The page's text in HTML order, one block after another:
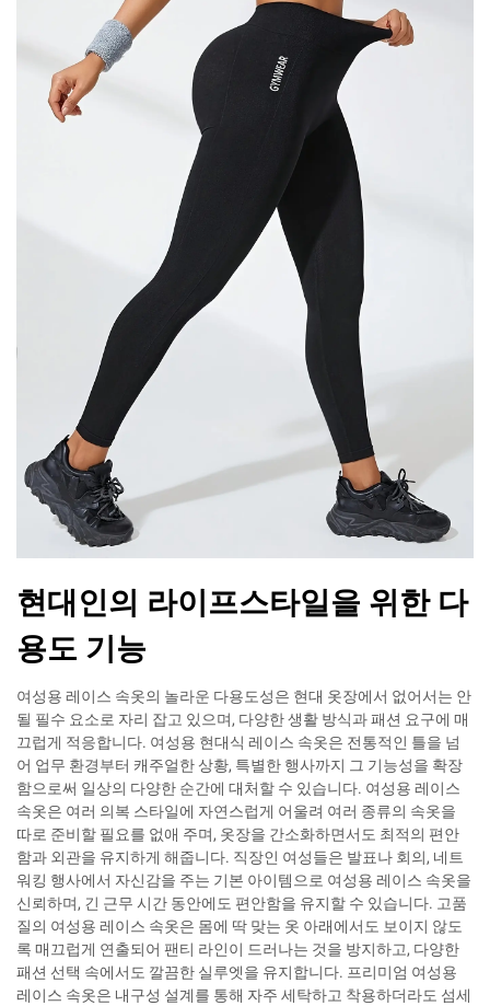
현대인의 라이프스타일을 위한 다
용도 기능
여성용 레이스 속옷의 놀라운 다용도성은 현대 옷장에서 없어서는 안
될 필수 요소로 자리 잡고 있으며, 다양한 생활 방식과 패션 요구에 매
끄럽게 적응합니다. 여성용 현대식 레이스 속옷은 전통적인 틀을 넘
어 업무 환경부터 캐주얼한 상황, 특별한 행사까지 그 기능성을 확장
함으로써 일상의 다양한 순간에 대처할 수 있습니다. 여성용 레이스
속옷은 여러 의복 스타일에 자연스럽게 어울려 여러 종류의 속옷을
따로 준비할 필요를 없애 주며, 옷장을 간소화하면서도 최적의 편안
함과 외관을 유지하게 해줍니다. 직장인 여성들은 발표나 회의, 네트
워킹 행사에서 자신감을 주는 기본 아이템으로 여성용 레이스 속옷을
신뢰하며, 긴 근무 시간 동안에도 편안함을 유지할 수 있습니다. 고품
질의 여성용 레이스 속옷은 몸에 딱 맞는 옷 아래에서도 보이지 않도
록 매끄럽게 연출되어 팬티 라인이 드러나는 것을 방지하고, 다양한
패션 선택 속에서도 깔끔한 실루엣을 유지합니다. 프리미엄 여성용
레이스 속옷은 내구성 설계를 통해 자주 세탁하고 착용하더라도 섬세